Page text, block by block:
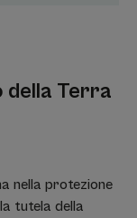
della Terra
nella protezione
tutela della